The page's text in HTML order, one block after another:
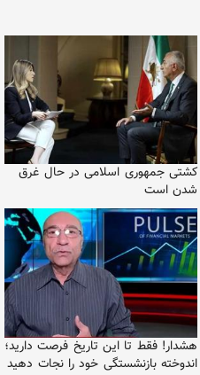
کشتی جمهوری اسلامی در حال غرق
شدن است
هشدار! فقط تا این تاریخ فرصت دارید؛
اندوخته بازنشستگی خود را نجات دهید